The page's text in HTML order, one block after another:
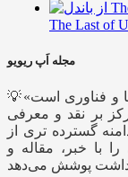
مجله اَپ ریویو
💡«و فناوری است
با تمرکز بر نقد و معرفی
گسترده تری از
با خبر، مقاله و